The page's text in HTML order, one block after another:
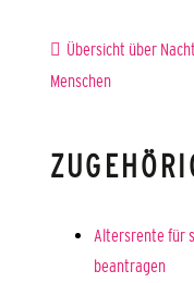
Übersicht über
Menschen
Altersrente für
beantragen